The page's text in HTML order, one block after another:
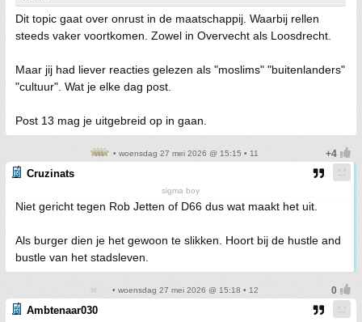
Dit topic gaat over onrust in de maatschappij. Waarbij rellen
steeds vaker voortkomen. Zowel in Overvecht als Loosdrecht.
Maar jij had liever reacties gelezen als "moslims" "buitenlanders"
"cultuur". Wat je elke dag post.
Post 13 mag je uitgebreid op in gaan.
• woensdag 27 mei 2026 @ 15:15 • 11
Cruzinats
sigma boy
Niet gericht tegen Rob Jetten of D66 dus wat maakt het uit.
Als burger dien je het gewoon te slikken. Hoort bij de hustle and
bustle van het stadsleven.
• woensdag 27 mei 2026 @ 15:18 • 12
Ambtenaar030